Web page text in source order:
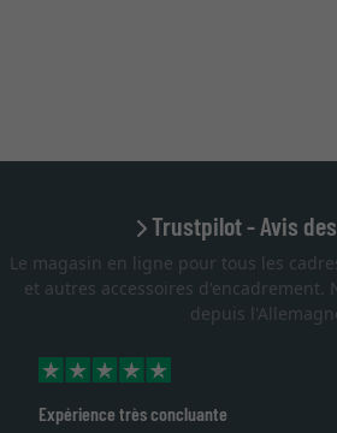
Trustpilot - Avis
Le magasin en ligne pour tous les
et autres accessoires d'encadrement.
depuis
Expérience très concluante